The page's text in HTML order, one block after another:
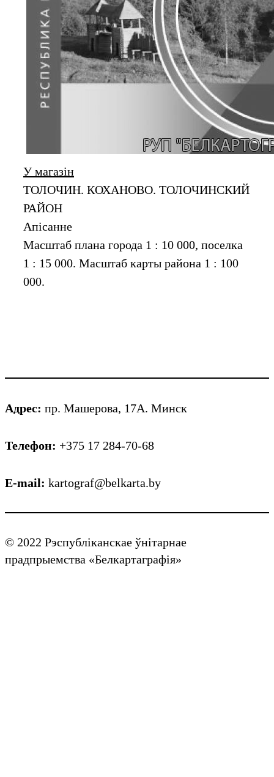
У магазін
ТОЛОЧИН. КОХАНОВО. ТОЛОЧИНСКИЙ
РАЙОН
Апiсанне
Масштаб плана города 1 : 10 000, поселка
1 : 15 000. Масштаб карты района 1 : 100
000.
Адрес: пр. Машерова, 17А. Минск
Телефон: +375 17 284-70-68
E-mail: kartograf@belkarta.by
© 2022 Рэспубліканскае ўнітарнае
прадпрыемства «Белкартаграфія»